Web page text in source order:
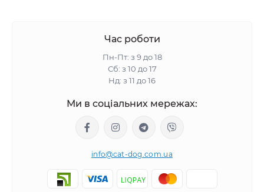
Час роботи
Пн-Пт: з 9 до 18
Сб: з 10 до 17
Нд: з 11 до 16
Ми в соціальних мережах:
info@cat-dog.com.ua